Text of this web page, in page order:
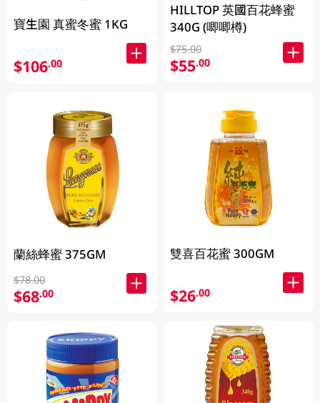
寶生園 真蜜冬蜜 1KG
$106.00
蘭絲蜂蜜 375GM
$78.00
$68.00
HILLTOP 英國百花蜂蜜
340G (唧唧樽)
$75.00
$55.00
雙喜百花蜜 300GM
$26.00